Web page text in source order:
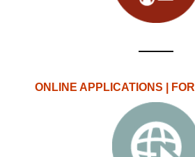
ONLINE APPLICATIONS |